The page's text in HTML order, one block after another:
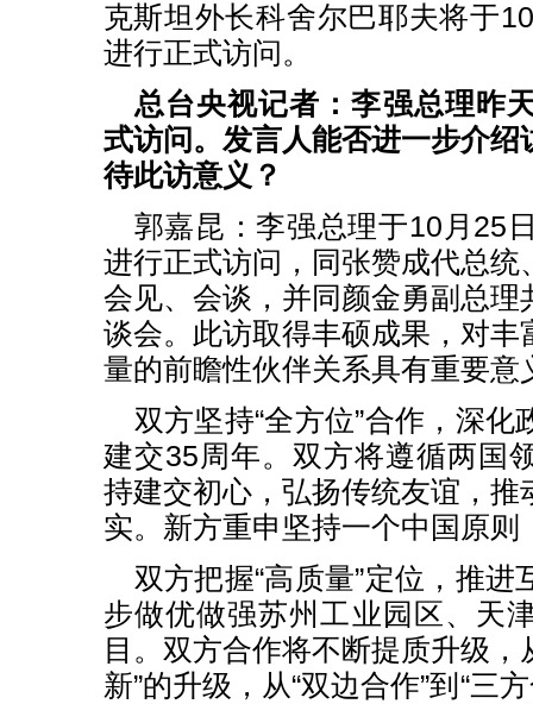
克斯坦外长科舍尔巴耶夫将于
进行正式访问。
总台央视记者：李强总理昨
式访问。发言人能否进一步介绍
待此访意义？
郭嘉昆：李强总理于10月25
进行正式访问，同张赞成代总统
会见、会谈，并同颜金勇副总理
谈会。此访取得丰硕成果，对丰
量的前瞻性伙伴关系具有重要意
双方坚持“全方位”合作，深
建交35周年。双方将遵循两国
持建交初心，弘扬传统友谊，推
实。新方重申坚持一个中国原则
双方把握“高质量”定位，推
步做优做强苏州工业园区、天
目。双方合作将不断提质升级，
新”的升级，从“双边合作”到“三